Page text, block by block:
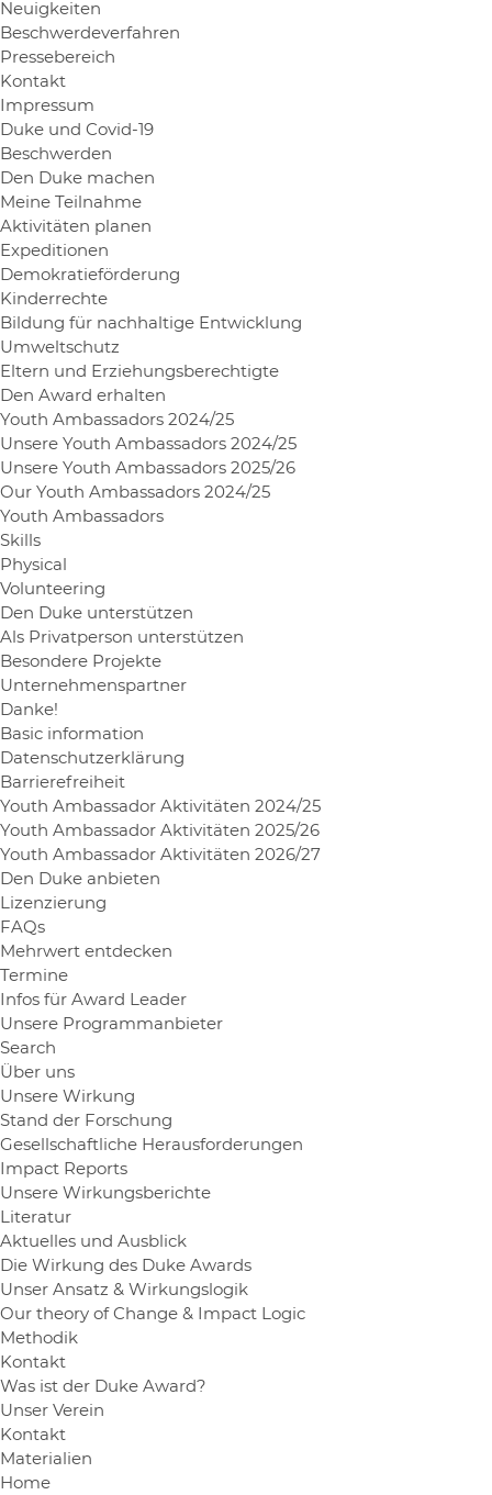
Neuigkeiten
Beschwerdeverfahren
Pressebereich
Kontakt
Impressum
Duke und Covid-19
Beschwerden
Den Duke machen
Meine Teilnahme
Aktivitäten planen
Expeditionen
Demokratieförderung
Kinderrechte
Bildung für nachhaltige Entwicklung
Umweltschutz
Eltern und Erziehungsberechtigte
Den Award erhalten
Youth Ambassadors 2024/25
Unsere Youth Ambassadors 2024/25
Unsere Youth Ambassadors 2025/26
Our Youth Ambassadors 2024/25
Youth Ambassadors
Skills
Physical
Volunteering
Den Duke unterstützen
Als Privatperson unterstützen
Besondere Projekte
Unternehmenspartner
Danke!
Basic information
Datenschutzerklärung
Barrierefreiheit
Youth Ambassador Aktivitäten 2024/25
Youth Ambassador Aktivitäten 2025/26
Youth Ambassador Aktivitäten 2026/27
Den Duke anbieten
Lizenzierung
FAQs
Mehrwert entdecken
Termine
Infos für Award Leader
Unsere Programmanbieter
Search
Über uns
Unsere Wirkung
Stand der Forschung
Gesellschaftliche Herausforderungen
Impact Reports
Unsere Wirkungsberichte
Literatur
Aktuelles und Ausblick
Die Wirkung des Duke Awards
Unser Ansatz & Wirkungslogik
Our theory of Change & Impact Logic
Methodik
Kontakt
Was ist der Duke Award?
Unser Verein
Kontakt
Materialien
Home